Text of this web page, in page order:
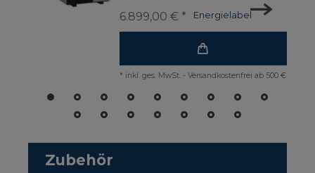
Energielabel
6.899,00 € *
* inkl. ges. MwSt. - Versandkostenfrei ab 500 €
Zubehör